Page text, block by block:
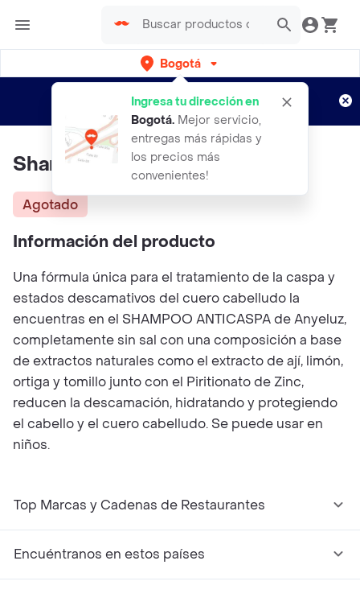
Bogotá
Ingresa tu dirección en
Bogotá. Mejor servicio,
entregas más rápidas y
los precios más
convenientes!
envíos gratis por semanas
Aplican TyC
Shampoo Anticaspa ANYELUZ
Agotado
Información del producto
Una fórmula única para el tratamiento de la caspa y
estados descamativos del cuero cabelludo la
encuentras en el SHAMPOO ANTICASPA de Anyeluz,
completamente sin sal con una composición a base
de extractos naturales como el extracto de ají, limón,
ortiga y tomillo junto con el Piritionato de Zinc,
reducen la descamación, hidratando y protegiendo
el cabello y el cuero cabelludo. Se puede usar en
niños.
Top Marcas y Cadenas de Restaurantes
Encuéntranos en estos países